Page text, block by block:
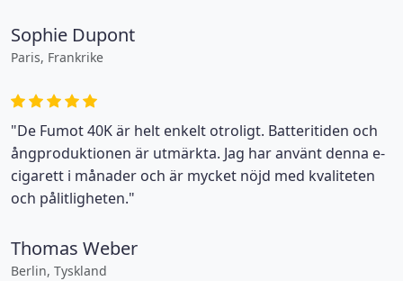
Sophie Dupont
Paris, Frankrike
"De Fumot 40K är helt enkelt otroligt. Batteritiden och
ångproduktionen är utmärkta. Jag har använt denna e-
cigarett i månader och är mycket nöjd med kvaliteten
och pålitligheten."
Thomas Weber
Berlin, Tyskland